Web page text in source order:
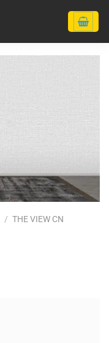
/ THE VIEW CN